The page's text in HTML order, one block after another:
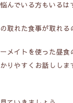
んでいる方もいるは
取れた食事が取れる
メイトを使った昼食
りやすくお話ししま